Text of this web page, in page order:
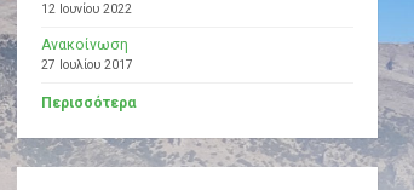
12 Ιουνίου 2022
Ανακοίνωση
27 Ιουλίου 2017
Περισσότερα